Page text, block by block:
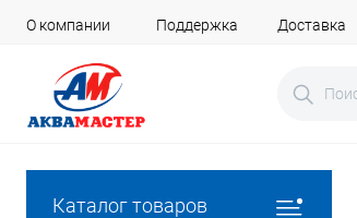
О компании Поддержка Доставка
Каталог товаров